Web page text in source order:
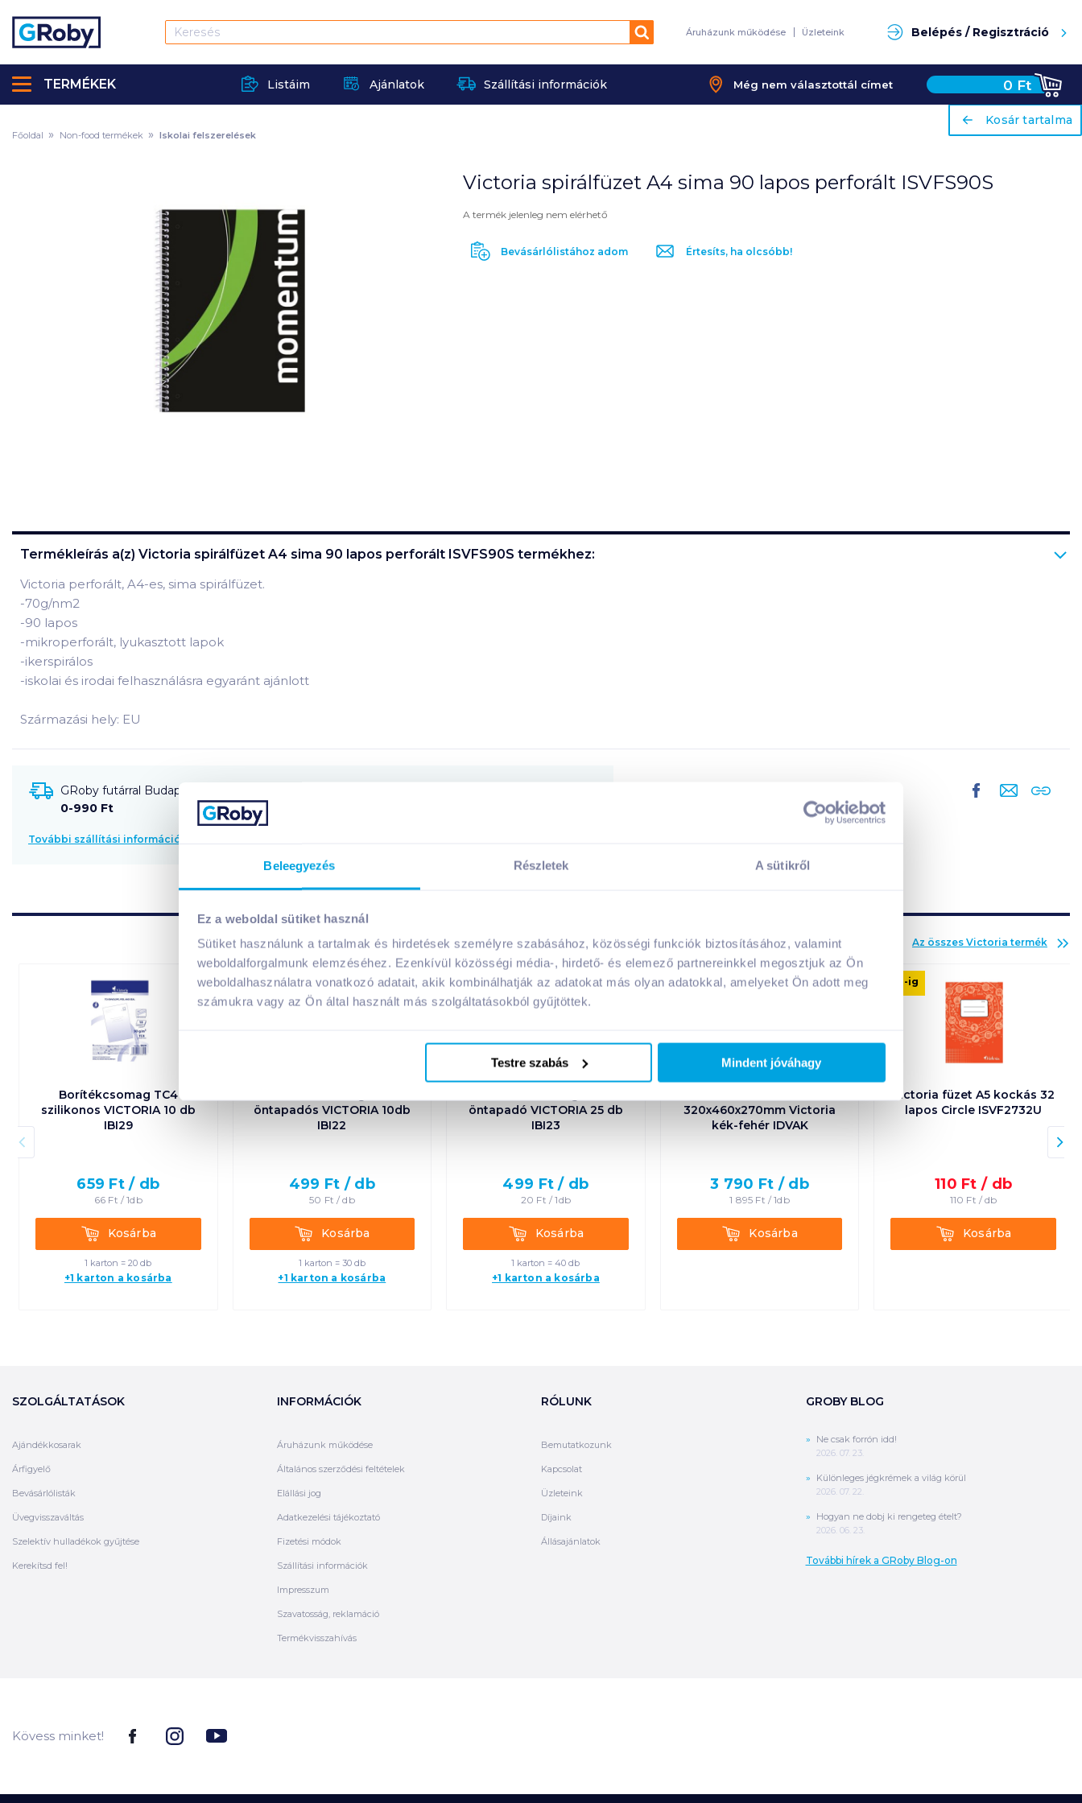
Beleegyezés Részletek A sütikről
Ez a weboldal sütiket használ
Sütiket használunk a tartalmak és hirdetések személyre szabásához, közösségi funkciók biztosításához, valamint
weboldalforgalmunk elemzéséhez. Ezenkívül közösségi média-, hirdető- és elemező partnereinkkel megosztjuk az Ön
weboldalhasználatra vonatkozó adatait, akik kombinálhatják az adatokat más olyan adatokkal, amelyeket Ön adott meg
számukra vagy az Ön által használt más szolgáltatásokból gyűjtöttek.
Testre szabás Mindent jóváhagy
Keresés Áruházunk működése Üzleteink Belépés / Regisztráció
Listáim Ajánlatok Szállítási információk Még nem választottál címet 0 Ft
TERMÉKEK
ariaLabel
Kosár tartalma
Adj hozzá termékeket!
költséget nem tartalmazza. További
Főoldal Non-food termékek Iskolai felszerelések
Victoria spirálfüzet A4 sima 90 lapos perforált ISVFS90S
A termék jelenleg nem elérhető
Bevásárlólistához adom Értesíts, ha olcsóbb!
Termékleírás a(z) Victoria spirálfüzet A4 sima 90 lapos perforált ISVFS90S termékhez:
Victoria perforált, A4-es, sima spirálfüzet.
-70g/nm2
-90 lapos
-mikroperforált, lyukasztott lapok
-ikerspirálos
-iskolai és irodai felhasználásra egyaránt ajánlott
Származási hely: EU
GRoby futárral Budapestre és környékére szállítható
0-990 Ft
További szállítási információk
Az összes Victoria termék
Borítékcsomag TC4
szilikonos VICTORIA 10 db
IBI29
659 Ft / db
66 Ft /1db
KosárbaKosárba
1 karton = 20 db
+1 karton a kosárba
öntapadós VICTORIA 10db
IBI22
499 Ft / db
50 Ft /db
KosárbaKosárba
1 karton = 30 db
+1 karton a kosárba
öntapadó VICTORIA 25 db
IBI23
499 Ft / db
20 Ft /1db
KosárbaKosárba
1 karton = 40 db
+1 karton a kosárba
320x460x270mm Victoria
kék-fehér IDVAK
3 790 Ft / db
1 895 Ft /1db
KosárbaKosárba
Victoria füzet A5 kockás 32
lapos Circle ISVF2732U
110 Ft / db
110 Ft /db
KosárbaKosárba
-ig
SZOLGÁLTATÁSOK
Ajándékkosarak
Árfigyelő
Bevásárlólisták
Üvegvisszaváltás
Szelektív hulladékok gyűjtése
Kerekítsd fel!
INFORMÁCIÓK
Áruházunk működése
Általános szerződési feltételek
Elállási jog
Adatkezelési tájékoztató
Fizetési módok
Szállítási információk
Impresszum
Szavatosság, reklamáció
Termékvisszahívás
RÓLUNK
Bemutatkozunk
Kapcsolat
Üzleteink
Díjaink
Állásajánlatok
GROBY BLOG
Ne csak forrón idd!
2026. 07. 23.
Különleges jégkrémek a világ körül
2026. 07. 22.
Hogyan ne dobj ki rengeteg ételt?
2026. 06. 23.
További hírek a GRoby Blog-on
Kövess minket!